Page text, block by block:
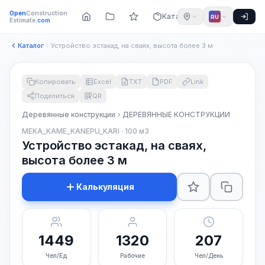
OpenConstruction
Estimate.com Каталог RU
Каталог Устройство эстакад, на сваях, высота более 3 м
Копировать Excel TXT PDF
Link
Поделиться
QR
Деревянные конструкции
ДЕРЕВЯННЫЕ КОНСТРУКЦИИ
MEKA_KAME_KANEPU_KARI · 100 м3
Устройство эстакад, на сваях,
высота более 3 м
Калькуляция
1449
Чел/Ед
1320
Рабочие
207
Чел/День